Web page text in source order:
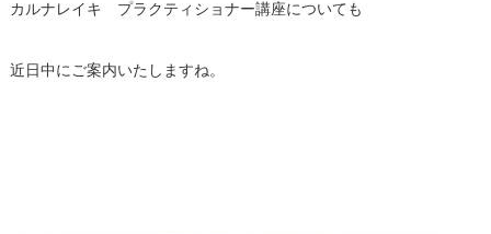
カルナレイキ プラクティショナー講座についても
近日中にご案内いたしますね。